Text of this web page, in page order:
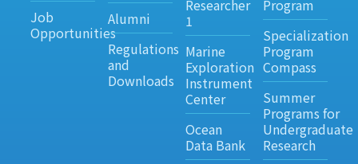
Job
Opportunities
Alumni
Regulations
and
Downloads
Researcher
1
Marine
Exploration
Instrument
Center
Ocean
Data Bank
Program
Specialization
Program
Compass
Summer
Programs for
Undergraduate
Research